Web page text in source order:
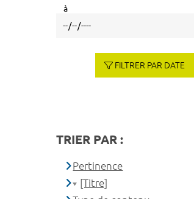
à
FILTRER PAR DATE
TRIER PAR :
Pertinence
[Titre]